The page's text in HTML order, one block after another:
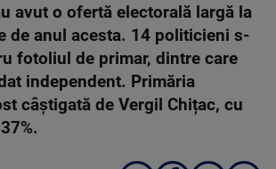
avut o ofertă electorală largă la
de anul acesta. 14 politicieni s-
fotoliul de primar, dintre care
independent. Primăria
câștigată de Vergil Chițac, cu